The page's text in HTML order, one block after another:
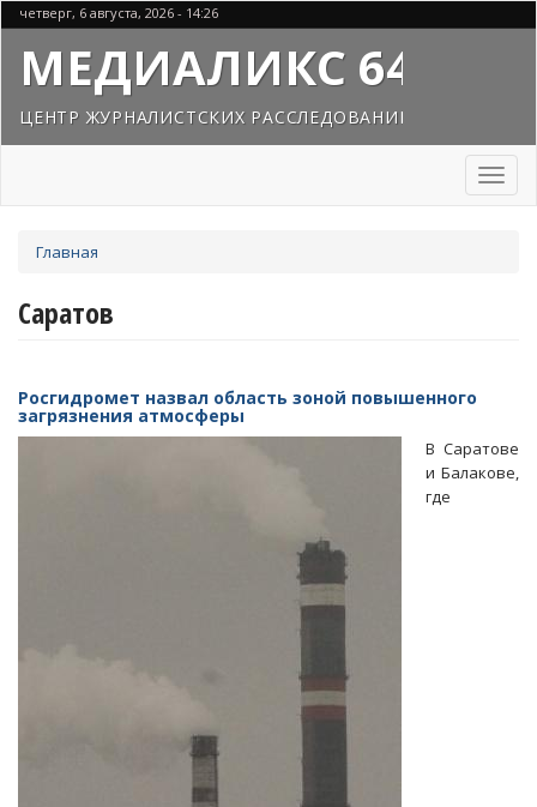
Перейти
к
основному
содержанию
четверг, 6 августа, 2026 - 14:26
МЕДИАЛИКС 64
ЦЕНТР ЖУРНАЛИСТСКИХ РАССЛЕДОВАНИЙ
Toggle
здесь
Главная
Саратов
Росгидромет назвал область зоной повышенного
загрязнения атмосферы
В Саратове
и Балакове,
где